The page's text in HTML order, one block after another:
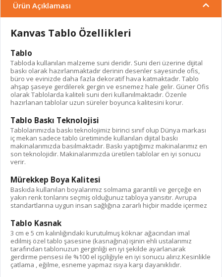
Ürün Açıklaması
Kanvas Tablo Özellikleri
Tablo
Tabloda kullanılan malzeme suni deridir. Suni deri üzerine dijital
baskı olarak hazırlanmaktadır derinin desenler sayesinde ofis,
büro ve evinizde daha fazla dekoratif hava katmaktadır. Tablo
ahşap şaseye gerdilerek gergin ve esnemez hale gelir. Güner Ofis
olarak Tablolarda kaliteli suni deri kullanılmaktadır. Özenle
hazırlanan tablolar uzun süreler boyunca kalitesini korur.
Tablo Baskı Teknolojisi
Tablolarımızda baskı teknolojimiz birinci sınıf olup Dünya markası
iç mekan sadece tablo üretiminde kullanılan dijital baskı
makinalarımızda basılmaktadır. Baskı yaptığımız makinalarımız en
son teknolojidir. Makinalarımızda üretilen tablolar en iyi sonucu
verir.
Mürekkep Boya Kalitesi
Baskıda kullanılan boyalarımız solmama garantili ve gerçeğe en
yakın renk tonlarını seçmiş olduğunuz tabloya yansıtır. Avrupa
standartlarına uygun insan sağlığına zararlı hiçbir madde içermez
Tablo Kasnak
3 cm e 5 cm kalınlığındaki kurutulmuş köknar ağacından imal
edilmiş özel tablo şasesine (kasnağına) işinin ehli ustalarımız
tarafından tablonuzun gerginliği en iyi şekilde ayarlanarak
gerdirme pensesi ile %100 el işçiliğiyle en iyi sonucu alırız.Kesinlikle
çatlama , eğilme, esneme yapmaz ısıya karşı dayanıklıdır.